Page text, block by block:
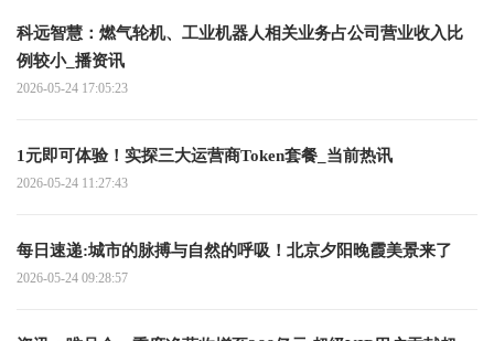
科远智慧：燃气轮机、工业机器人相关业务占公司营业收入比
例较小_播资讯
2026-05-24 17:05:23
1元即可体验！实探三大运营商Token套餐_当前热讯
2026-05-24 11:27:43
每日速递:城市的脉搏与自然的呼吸！北京夕阳晚霞美景来了
2026-05-24 09:28:57